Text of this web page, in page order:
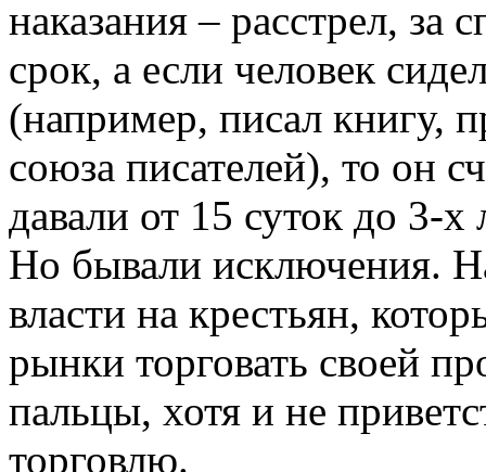
наказания – расстрел,
срок, а если человек
(например, писал книгу,
союза писателей), то он
давали от 15 суток до 3-х
Но бывали исключения.
власти на крестьян,
рынки торговать своей
пальцы, хотя и не
торговлю.